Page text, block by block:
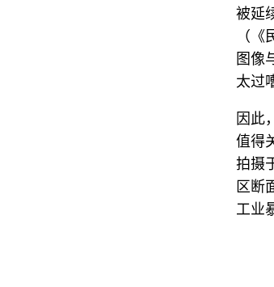
被延
（
图像
太过
因此
值得
拍摄
区断
工业